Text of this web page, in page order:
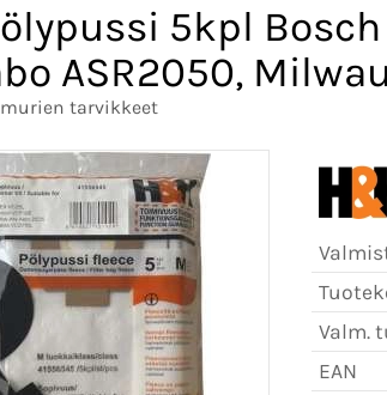
5kpl Bosch
ASR2050,
tarvikkeet
Valm.
EAN